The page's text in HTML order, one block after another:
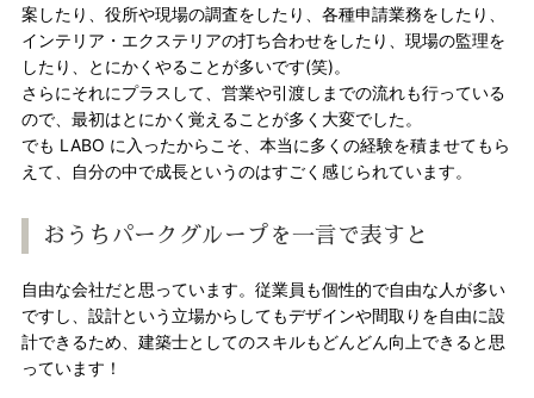
案したり、役所や現場の調査をしたり、各種申請業務をしたり、
インテリア・エクステリアの打ち合わせをしたり、現場の監理を
したり、とにかくやることが多いです(笑)。
さらにそれにプラスして、営業や引渡しまでの流れも行っている
ので、最初はとにかく覚えることが多く大変でした。
でも LABO に入ったからこそ、本当に多くの経験を積ませてもら
えて、自分の中で成長というのはすごく感じられています。
おうちパークグループを一言で表すと
自由な会社だと思っています。従業員も個性的で自由な人が多い
ですし、設計という立場からしてもデザインや間取りを自由に設
計できるため、建築士としてのスキルもどんどん向上できると思
っています！